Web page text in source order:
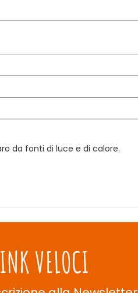
da fonti di luce e di calore.
VELOCI